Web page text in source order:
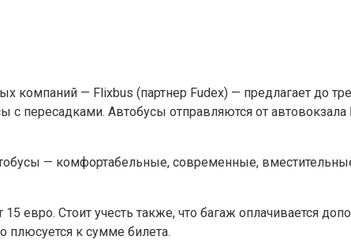
— Flixbus (партнер Fudex) — предлагает до
пересадками. Автобусы отправляются от
— комфортабельные, современные,
евро. Стоит учесть также, что багаж оплачивается
плюсуется к сумме билета.